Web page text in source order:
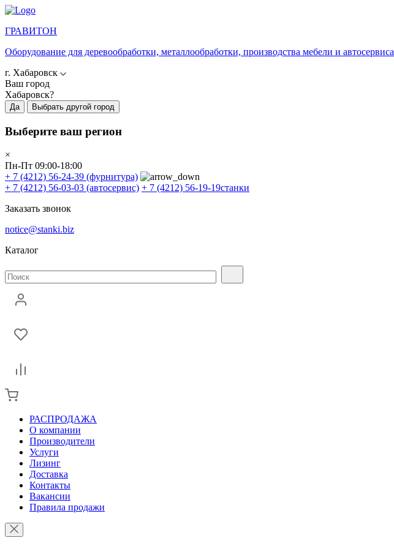
ГРАВИТОН
Оборудование для деревообработки, металлообработки, производства мебели и автосервиса
г. Хабаровск
Ваш город
Хабаровск?
Да Выбрать другой город
Выберите ваш регион
×
Пн-Пт 09:00-18:00
+ 7 (4212) 56-24-39 (фурнитура)
+ 7 (4212) 56-03-03 (автосервис) + 7 (4212) 56-19-19станки
Заказать звонок
notice@stanki.biz
Каталог
РАСПРОДАЖА
О компании
Производители
Услуги
Лизинг
Доставка
Контакты
Вакансии
Правила продажи